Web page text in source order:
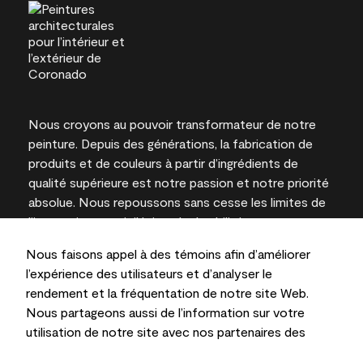
Nous faisons appel à des témoins afin d’améliorer
l’expérience des utilisateurs et d’analyser le
rendement et la fréquentation de notre site Web.
Nous partageons aussi de l’information sur votre
utilisation de notre site avec nos partenaires des
Nous croyons au pouvoir transformateur de notre
peinture. Depuis des générations, la fabrication de
produits et de couleurs à partir d’ingrédients de
qualité supérieure est notre passion et notre priorité
absolue. Nous repoussons sans cesse les limites de
l’innovation et privilégions la durabilité pour
l’expertise locale.
Les couleurs représentées à l’écran et sur les